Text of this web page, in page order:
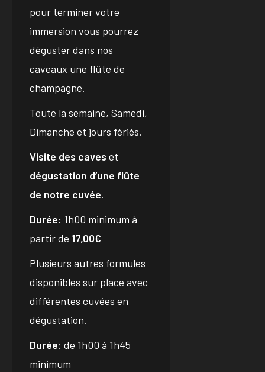
pour terminer votre
immersion vous pourrez
déguster dans nos
caveaux une flûte de
champagne.
Toute la semaine, Samedi,
Dimanche et jours fériés.
Visite des caves et
dégustation d’une flûte
de notre cuvée.
Durée: 1h00 minimum à
partir de 17,00€
Plusieurs autres formules
disponibles sur place avec
différentes cuvées en
dégustation.
Durée: de 1h00 à 1h45
minimum